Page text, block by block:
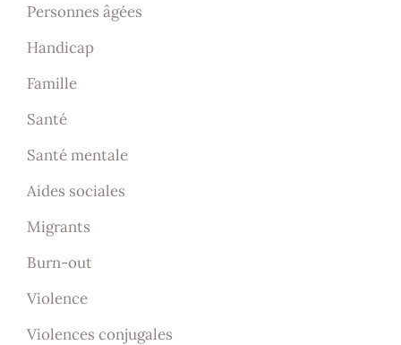
Personnes âgées
Handicap
Famille
Santé
Santé mentale
Aides sociales
Migrants
Burn-out
Violence
Violences conjugales